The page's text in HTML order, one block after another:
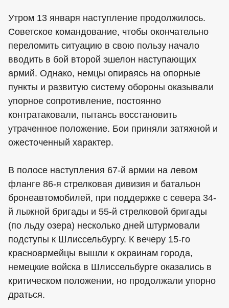
Утром 13 января наступление продолжилось.
Советское командование, чтобы окончательно
переломить ситуацию в свою пользу начало
вводить в бой второй эшелон наступающих
армий. Однако, немцы опираясь на опорные
пункты и развитую систему обороны оказывали
упорное сопротивление, постоянно
контратаковали, пытаясь восстановить
утраченное положение. Бои приняли затяжной и
ожесточенный характер.
В полосе наступления 67-й армии на левом
фланге 86-я стрелковая дивизия и батальон
бронеавтомобилей, при поддержке с севера 34-
й лыжной бригады и 55-й стрелковой бригады
(по льду озера) несколько дней штурмовали
подступы к Шлиссельбургу. К вечеру 15-го
красноармейцы вышли к окраинам города,
немецкие войска в Шлиссельбурге оказались в
критическом положении, но продолжали упорно
драться.